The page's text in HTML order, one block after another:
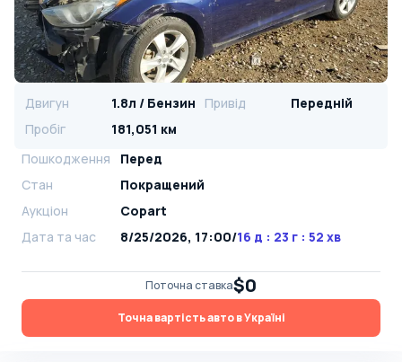
Двигун 1.8л / Бензин Привід
Передній
Пробіг
181,051 км
Пошкодження
Перед
Стан
Покращений
Аукціон
Copart
Дата та час
8/25/2026, 17:00/16 д : 23 г : 52 хв
Поточна ставка$0
Точна вартість авто в Україні